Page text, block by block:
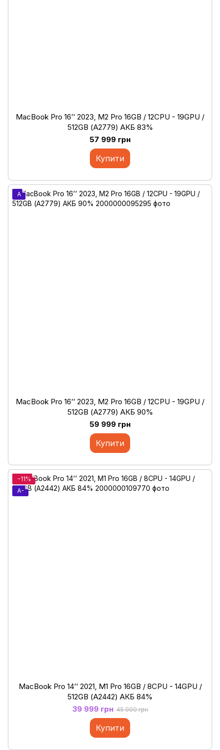
MacBook Pro 16’’ 2023, M2 Pro 16GB / 12CPU - 19GPU /
512GB (А2779) АКБ 83%
57 999 грн
Купити
A
MacBook Pro 16’’ 2023, M2 Pro 16GB / 12CPU - 19GPU /
512GB (А2779) АКБ 90%
59 999 грн
Купити
−11%
A-
MacBook Pro 14’’ 2021, M1 Pro 16GB / 8CPU - 14GPU /
512GB (А2442) АКБ 84%
39 999 грн 45 000 грн
Купити